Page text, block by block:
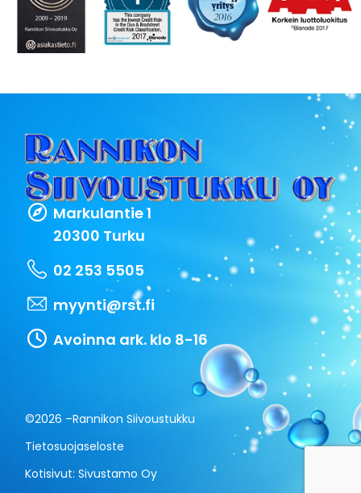
Markulantie 1
20300 Turku
02 253 5505
myynti@rst.fi
Avoinna ark. klo 8-16
©2026 –Rannikon Siivoustukku
Tietosuojaseloste
Kotisivut:Sivustamo Oy